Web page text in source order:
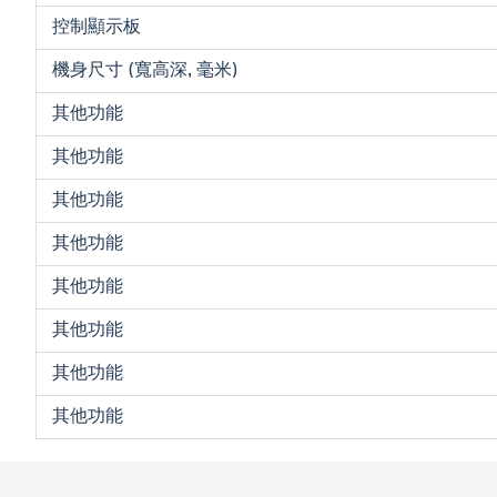
控制顯示板
機身尺寸 (寬高深, 毫米)
其他功能
其他功能
其他功能
其他功能
其他功能
其他功能
其他功能
其他功能